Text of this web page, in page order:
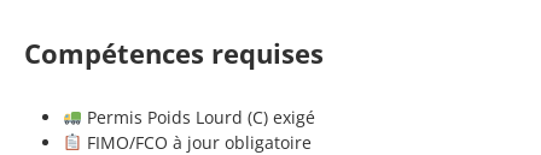
Compétences requises
Permis Poids Lourd (C) exigé
FIMO/FCO à jour obligatoire